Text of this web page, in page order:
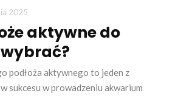
2025
aktywne do
podłoża aktywnego to jeden z
sukcesu w prowadzeniu akwarium